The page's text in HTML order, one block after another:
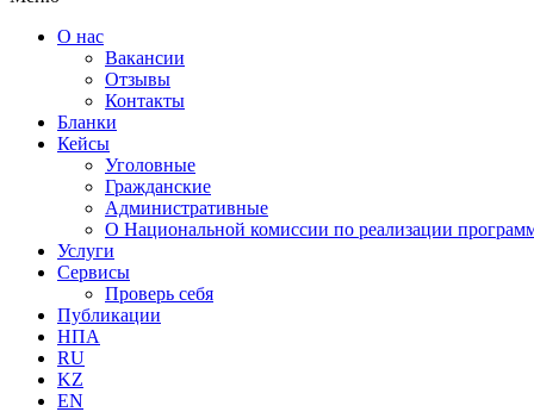
О нас
Вакансии
Отзывы
Контакты
Бланки
Кейсы
Уголовные
Гражданские
Административные
О Национальной комиссии по реализации
Услуги
Сервисы
Проверь себя
Публикации
НПА
RU
KZ
EN